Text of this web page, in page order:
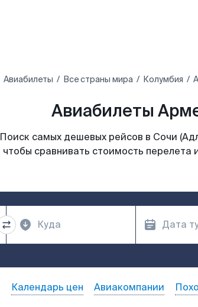
Авиабилеты Все страны мира Колумбия
Авиабилеты
Поиск самых дешевых рейсов в Сочи
чтобы сравнивать стоимость
Календарь цен Авиакомпании